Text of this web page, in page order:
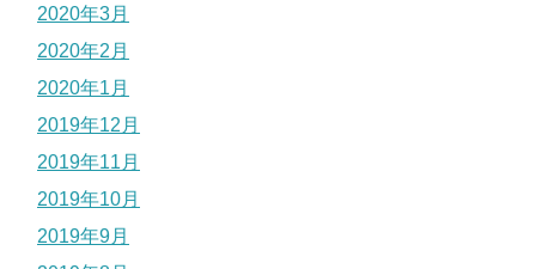
2020年3月
2020年2月
2020年1月
2019年12月
2019年11月
2019年10月
2019年9月